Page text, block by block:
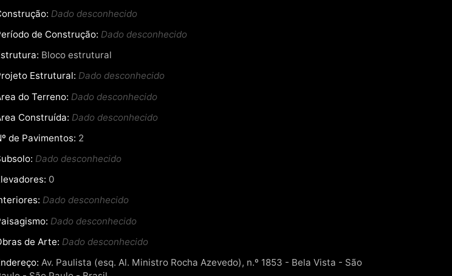
Dado desconhecido
de Construção: Dado desconhecido
Bloco estrutural
Estrutural: Dado desconhecido
do Terreno: Dado desconhecido
Construída: Dado desconhecido
de Pavimentos: 2
Dado desconhecido
0
Dado desconhecido
Dado desconhecido
de Arte: Dado desconhecido
Av. Paulista (esq. Al. Ministro Rocha Azevedo), n.º 1853 - Bela Vista - São